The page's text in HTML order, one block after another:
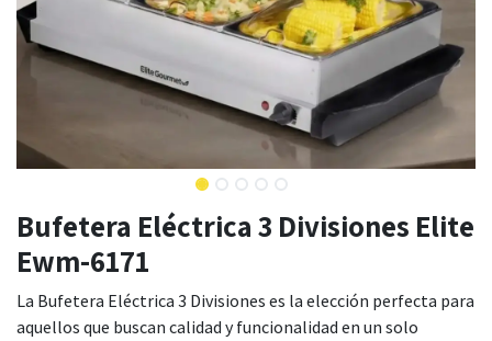
Bufetera Eléctrica 3 Divisiones Elite
Ewm-6171
La Bufetera Eléctrica 3 Divisiones es la elección perfecta para
aquellos que buscan calidad y funcionalidad en un solo